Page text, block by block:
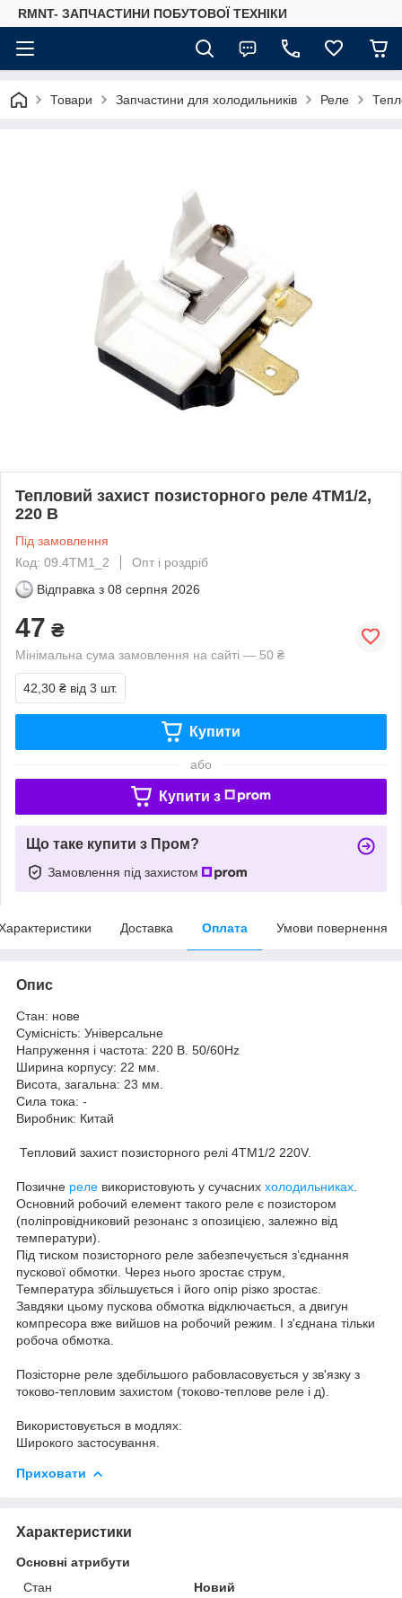
RMNT- ЗАПЧАСТИНИ ПОБУТОВОЇ ТЕХНІКИ
Товари Запчастини для холодильників Реле
Тепловий захист позисторного реле 4TM1/2,
220 В
Під замовлення
Код: 09.4TM1_2
Опт і роздріб
Відправка з 08 серпня 2026
47 ₴
Мінімальна сума замовлення на сайті — 50 ₴
42,30 ₴ від 3 шт.
Купити
або
Купити з
Що таке купити з Пром?
Замовлення під захистом
Доставка Оплата Умови повернення
Опис
Стан: нове
Сумісність: Універсальне
Напруження і частота: 220 В. 50/60Hz
Ширина корпусу: 22 мм.
Висота, загальна: 23 мм.
Сила тока: -
Виробник: Китай
Тепловий захист позисторного релі 4TM1/2 220V.
Позичне реле використовують у сучасних холодильниках
Основний робочий елемент такого реле є позистором
(поліпровідниковий резонанс з опозицією, залежно від
температури).
Під тиском позисторного реле забезпечується з’єднання
пускової обмотки. Через нього зростає струм,
Температура збільшується і його опір різко зростає.
Завдяки цьому пускова обмотка відключається, а двигун
компресора вже вийшов на робочий режим. І з'єднана тільки
робоча обмотка.
Позісторне реле здебільшого рабовласовується у зв'язку з
токово-тепловим захистом (токово-теплове реле і д).
Використовується в модлях:
Широкого застосування.
Приховати
Характеристики
Основні атрибути
Стан
Новий